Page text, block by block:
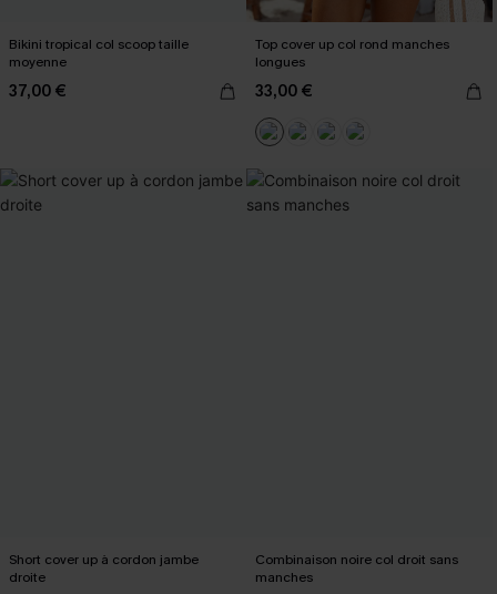
Bikini tropical col scoop taille
moyenne
37,00 €
Top cover up col rond manches
longues
33,00 €
Short cover up à cordon jambe
droite
Combinaison noire col droit sans
manches